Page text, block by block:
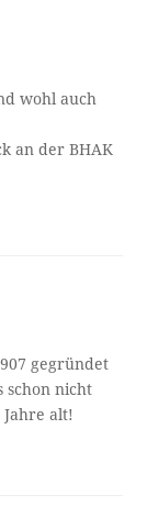
wohl auch
an der BHAK
gegründet
schon nicht
alt!